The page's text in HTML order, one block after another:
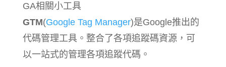
GA相關小工具
GTM(Google Tag Manager)是Google推出的
代碼管理工具。整合了各項追蹤碼資源，可
以一站式的管理各項追蹤代碼。